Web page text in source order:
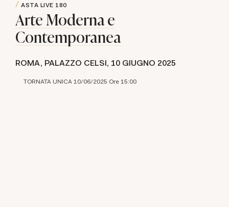
ASTA LIVE 180
Arte Moderna e
Contemporanea
ROMA, PALAZZO CELSI, 10 GIUGNO 2025
TORNATA UNICA 10/06/2025 Ore 15:00